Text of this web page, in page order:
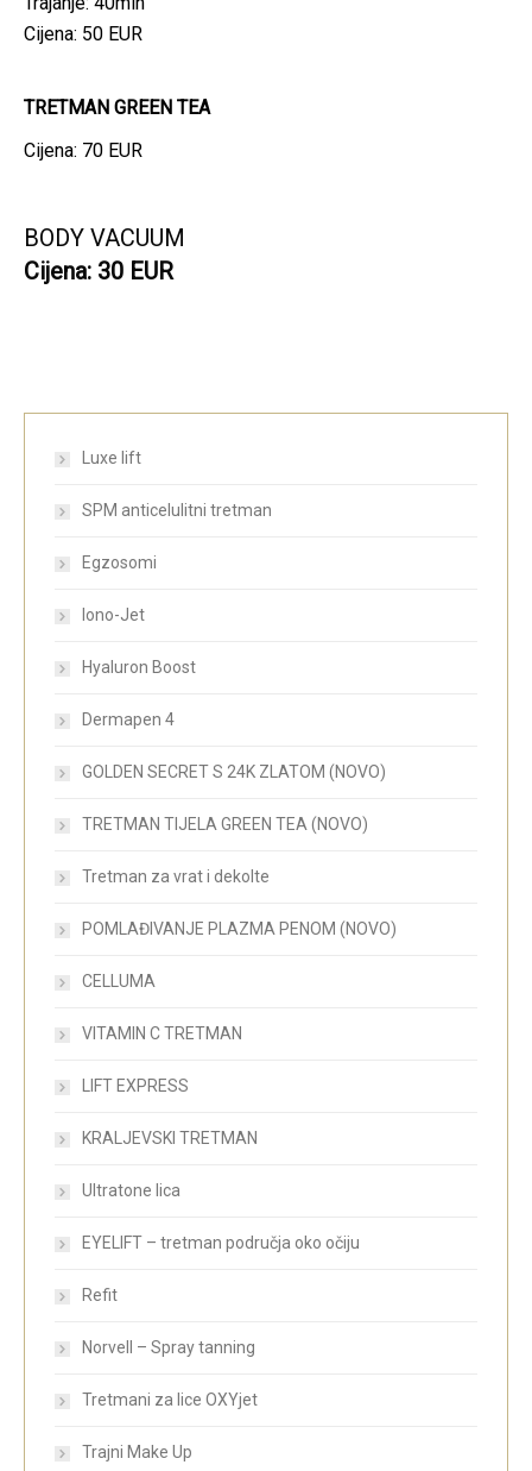
Cijena: 50 EUR
TRETMAN GREEN TEA
Cijena: 70 EUR
BODY VACUUM
Cijena: 30 EUR
Luxe lift
SPM anticelulitni tretman
Egzosomi
Iono-Jet
Hyaluron Boost
Dermapen 4
GOLDEN SECRET S 24K ZLATOM (NOVO)
TRETMAN TIJELA GREEN TEA (NOVO)
Tretman za vrat i dekolte
POMLAĐIVANJE PLAZMA PENOM (NOVO)
CELLUMA
VITAMIN C TRETMAN
LIFT EXPRESS
KRALJEVSKI TRETMAN
Ultratone lica
EYELIFT – tretman područja oko očiju
Refit
Norvell – Spray tanning
Tretmani za lice OXYjet
Trajni Make Up